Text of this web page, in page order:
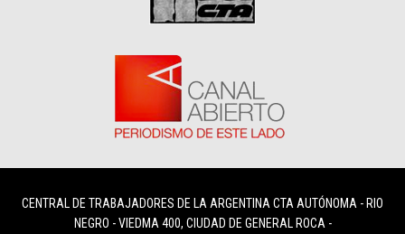
CENTRAL DE TRABAJADORES DE LA ARGENTINA CTA AUTÓNOMA - RIO
NEGRO - VIEDMA 400, CIUDAD DE GENERAL ROCA -